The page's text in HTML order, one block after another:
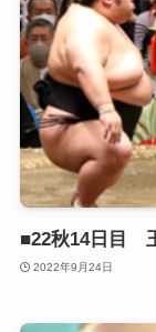
■22秋14日目
2022年9月24日